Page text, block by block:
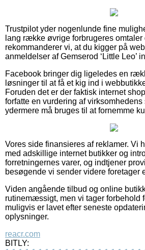
Trustpilot yder nogenlunde fine
lang række øvrige forbrugeres omtaler
rekommanderer vi, at du kigger på
anmeldelser af Gemserod ‘Little Leo’
Facebook bringer dig ligeledes en
løsninger til at få et kig ind i
Foruden det er der faktisk internet
forfatte en vurdering af
ydermere må bruges til at fornemme
Vores side finansieres af reklamer. Vi
med adskillige internet butikker og
forretningernes varer, og indtjener
besøgende vi sender videre foretager
Viden angående tilbud og online
rutinemæssigt, men vi tager forbehold
muligvis er lavet efter seneste
oplysninger.
reacr.com
BITLY: